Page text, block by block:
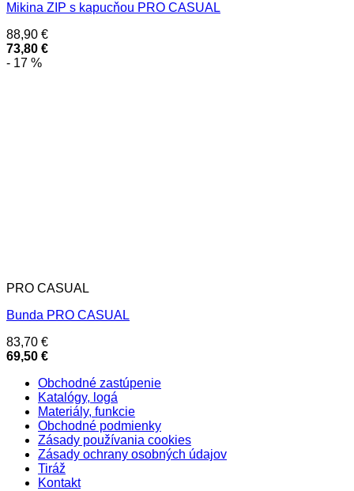
Mikina ZIP s kapucňou PRO CASUAL
88,90 €
73,80 €
- 17 %
PRO CASUAL
Bunda PRO CASUAL
83,70 €
69,50 €
Obchodné zastúpenie
Katalógy, logá
Materiály, funkcie
Obchodné podmienky
Zásady používania cookies
Zásady ochrany osobných údajov
Tiráž
Kontakt